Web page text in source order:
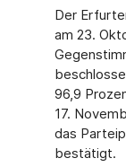
Der
am 23.
96,9
17.
das
bestätigt.